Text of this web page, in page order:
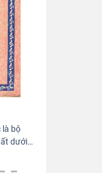
nhân
trị
hóa
là bộ
dưới…